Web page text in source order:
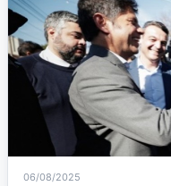
06/08/2025